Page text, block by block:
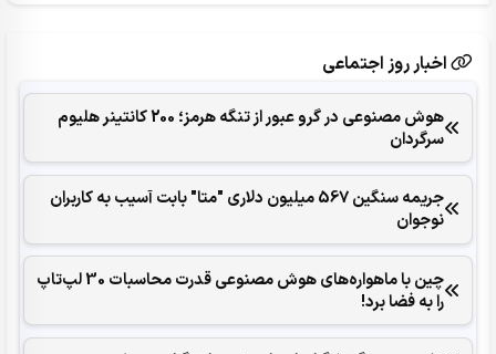
اخبار روز اجتماعی
هوش مصنوعی در گرو عبور از تنگه هرمز؛ 200 کانتینر هلیوم
سرگردان
جریمه سنگین 567 میلیون دلاری "متا" بابت آسیب به کاربران
نوجوان
چین با ماهواره‌های هوش مصنوعی قدرت محاسبات 30 لپ‌تاپ
را به فضا برد!